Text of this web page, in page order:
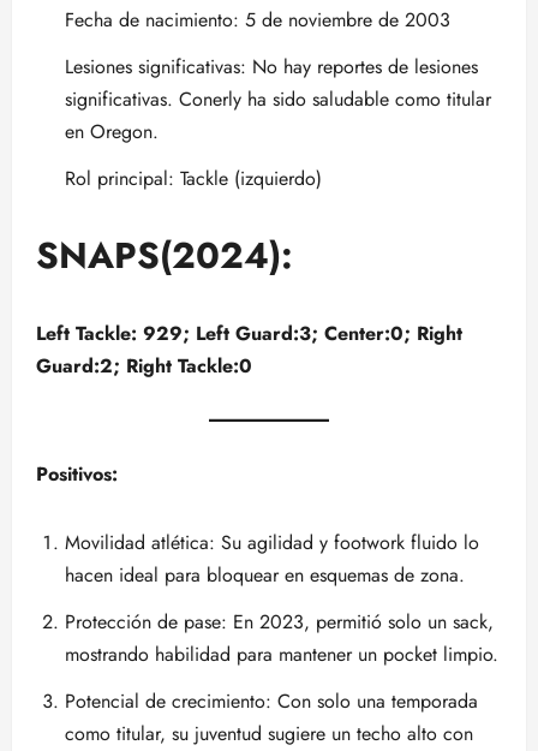
Fecha de nacimiento: 5 de noviembre de 2003
Lesiones significativas: No hay reportes de lesiones
significativas. Conerly ha sido saludable como titular
en Oregon.
Rol principal: Tackle (izquierdo)
SNAPS(2024):
Left Tackle: 929; Left Guard:3; Center:0; Right
Guard:2; Right Tackle:0
Positivos:
Movilidad atlética: Su agilidad y footwork fluido lo
hacen ideal para bloquear en esquemas de zona.
Protección de pase: En 2023, permitió solo un sack,
mostrando habilidad para mantener un pocket limpio.
Potencial de crecimiento: Con solo una temporada
como titular, su juventud sugiere un techo alto con